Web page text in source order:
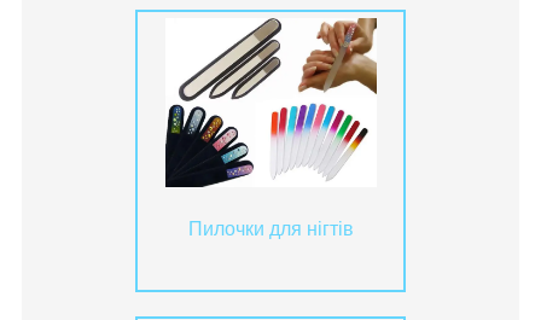
Пилочки для нігтів